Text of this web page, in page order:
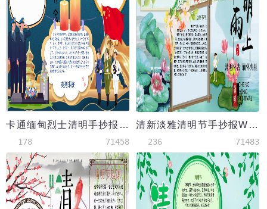
卡通缅甸烈士清明手抄报Word模板
178 71458
清新淡雅清明节手抄报Word模板
236 71483